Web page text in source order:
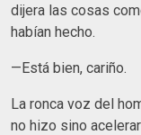
dijera las cosas
habían hecho.
—Está bien, cariño.
La ronca voz del
no hizo sino